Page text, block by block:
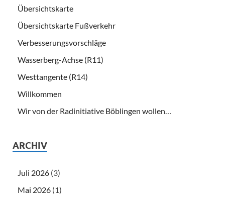
Übersichtskarte
Übersichtskarte Fußverkehr
Verbesserungsvorschläge
Wasserberg-Achse (R11)
Westtangente (R14)
Willkommen
Wir von der Radinitiative Böblingen wollen…
ARCHIV
Juli 2026 (3)
Mai 2026 (1)